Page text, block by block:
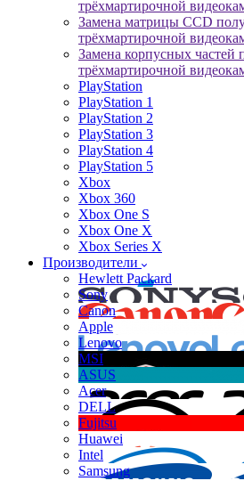
трёхмартирочной
Замена матрицы CCD
трёхмартирочной
Замена корпусных частей
трёхмартирочной
PlayStation
PlayStation 1
PlayStation 2
PlayStation 3
PlayStation 4
PlayStation 5
Xbox
Xbox 360
Xbox One S
Xbox One X
Xbox Series X
Производители
Hewlett Packard
Sony
Canon
Apple
Lenovo
MSI
ASUS
Acer
DELL
Fujitsu
Huawei
Intel
Samsung